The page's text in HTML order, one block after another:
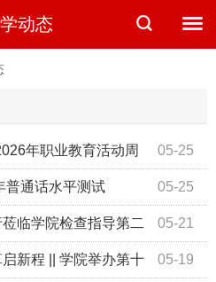
动态
05-25
年职业教育活动周
05-25
普通话水平测试
05-21
临学院检查指导第二
05-19
新程 || 学院举办第十